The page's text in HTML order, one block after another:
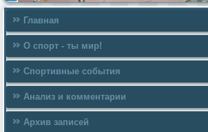
Главная
О спорт - ты мир!
Спортивные события
Анализ и комментарии
Архив записей